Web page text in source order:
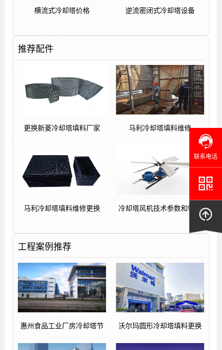
横流式冷却塔价格 逆流密闭式冷却塔设备
推荐配件
更换新菱冷却塔填料厂家 马利冷却塔填料维修
马利冷却塔填料维修更换 冷却塔风机技术参数和特点
工程案例推荐
惠州食品工业厂房冷却塔节 沃尔玛圆形冷却塔填料更换
联系电话